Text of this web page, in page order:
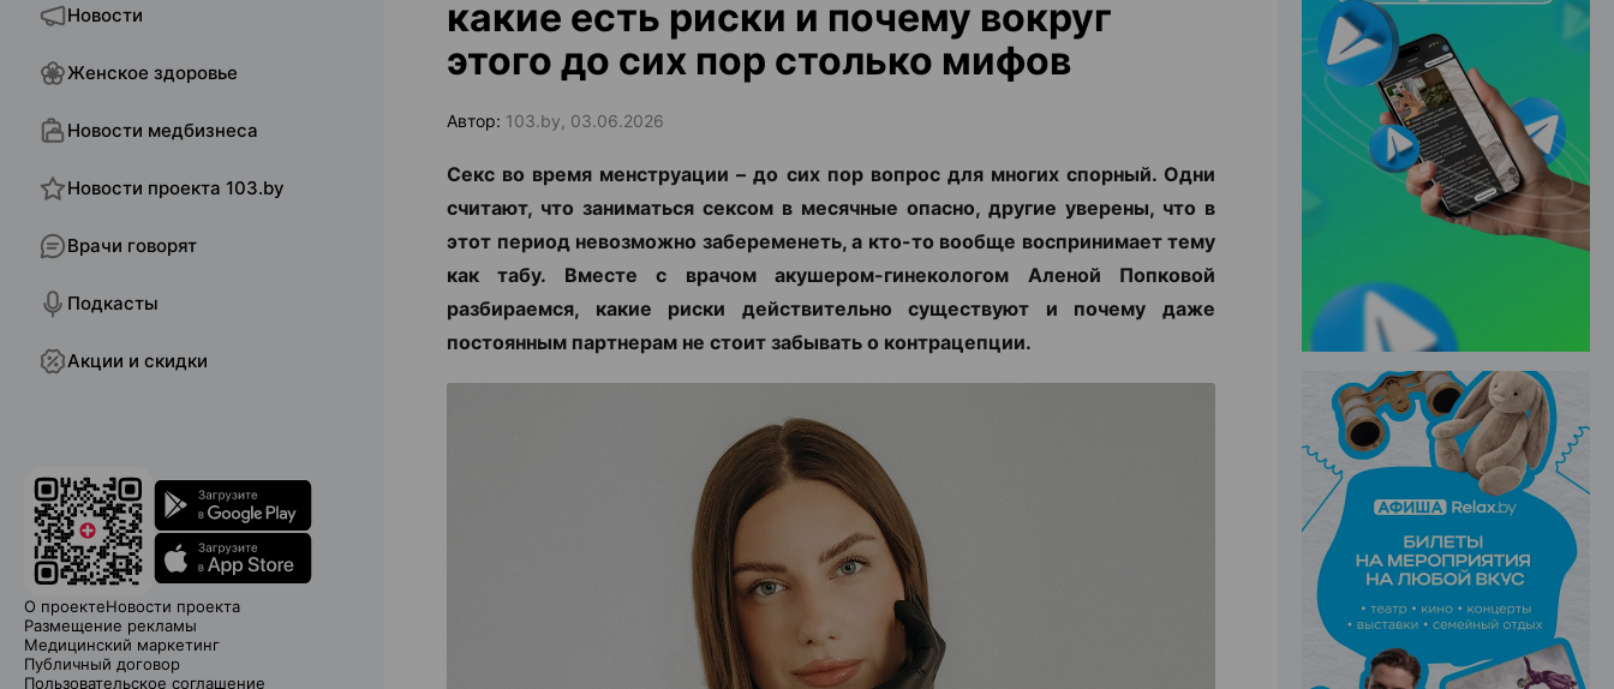
Новости
Женское здоровье
Новости медбизнеса
Новости проекта 103.by
Врачи говорят
Подкасты
Акции и скидки
О проектеНовости проекта
Размещение рекламы
Медицинский маркетинг
Публичный договор
Пользовательское соглашение
какие есть риски и почему вокруг
этого до сих пор столько мифов
Автор: 103.by, 03.06.2026
Секс во время менструации – до сих пор вопрос для многих спорный. Одни
считают, что заниматься сексом в месячные опасно, другие уверены, что в
этот период невозможно забеременеть, а кто-то вообще воспринимает тему
как табу. Вместе с врачом акушером-гинекологом Аленой Попковой
разбираемся, какие риски действительно существуют и почему даже
постоянным партнерам не стоит забывать о контрацепции.
ЭФФЕКТИВНАЯ РЕКЛАМА НА САЙТЕ
ЭФФЕКТИВНАЯ РЕКЛАМА НА САЙТЕ